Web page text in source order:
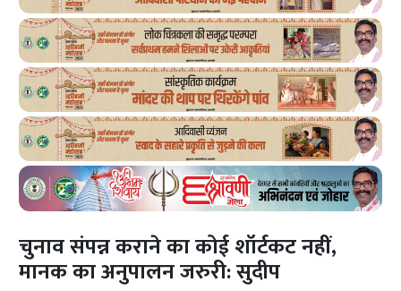
चुनाव संपन्न कराने का कोई शॉर्टकट नहीं,
मानक का अनुपालन जरुरी: सुदीप